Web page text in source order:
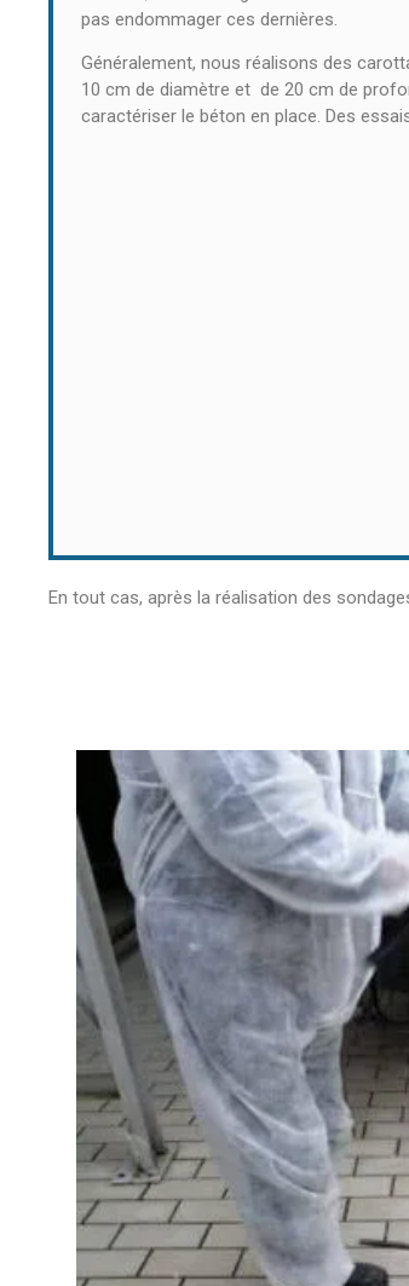
pas endommager ces dernières.
Généralement, nous réalisons des
10 cm de diamètre et de 20 cm de
caractériser le béton en place. Des
En tout cas, après la réalisation des